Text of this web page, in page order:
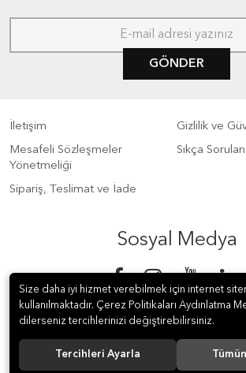
GÖNDER
İletişim
Gizlilik ve
Mesafeli Sözleşmeler
Yönetmeliği
Sıkça
Sipariş, Teslimat ve İade
Sosyal Medya
© 2018 S Meter Sayaç ve Otomasyon A.Ş. Tüm
Size daha iyi hizmet verebilmek için internet
kullanılmaktadır. Çerez Politikaları Aydınlatma
dilerseniz tercihlerinizi değiştirebilirsiniz.
Tercihleri Ayarla